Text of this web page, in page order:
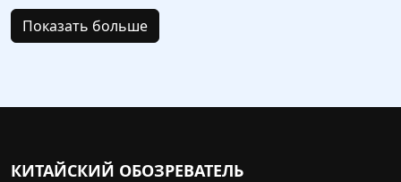
Показать больше
КИТАЙСКИЙ ОБОЗРЕВАТЕЛЬ